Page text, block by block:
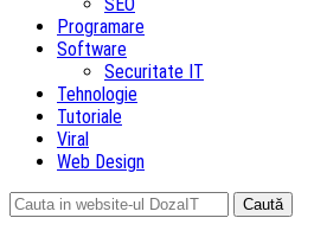
Programare
Software
Securitate IT
Tehnologie
Tutoriale
Viral
Web Design
Caută
după: